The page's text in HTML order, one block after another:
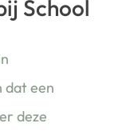
School
dat een
deze